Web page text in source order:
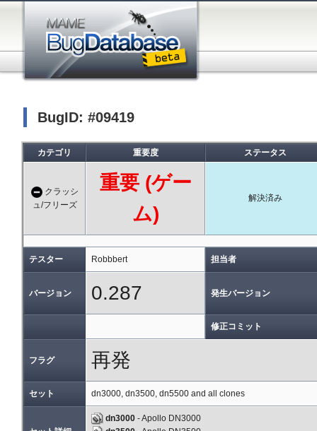
BugID: #09419
カテゴリ 重要度 ステータス
クラッシ
ュ/フリーズ
重要 (ゲー
ム)
解決済み
テスター Robbbert 担当者
バージョン 0.287 発生バージョン
修正コミット
フラグ 再発
セット dn3000, dn3500, dn5500 and all clones
dn3000 - Apollo DN3000